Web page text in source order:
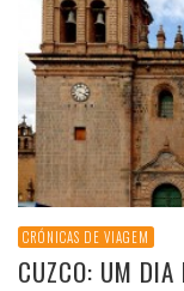
CRÓNICAS DE VIAGEM
CUZCO: UM